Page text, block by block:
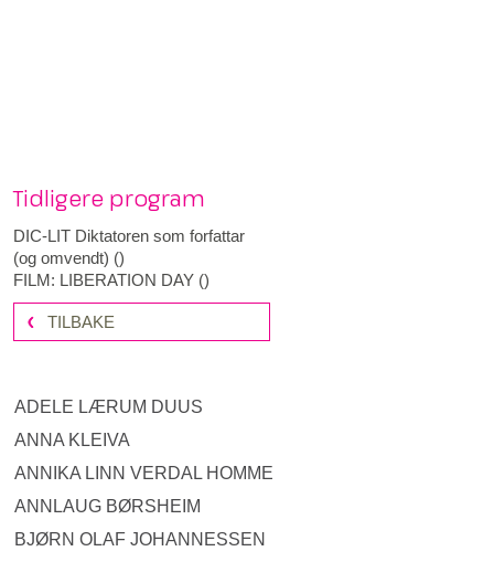
ADELE LÆRUM DUUS
ANNA KLEIVA
ANNIKA LINN VERDAL HOMME
ANNLAUG BØRSHEIM
BJØRN OLAF JOHANNESSEN
Tidligere program
DIC-LIT Diktatoren som forfattar
(og omvendt) ()
FILM: LIBERATION DAY ()
TILBAKE